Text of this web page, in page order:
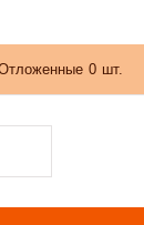
0 шт.